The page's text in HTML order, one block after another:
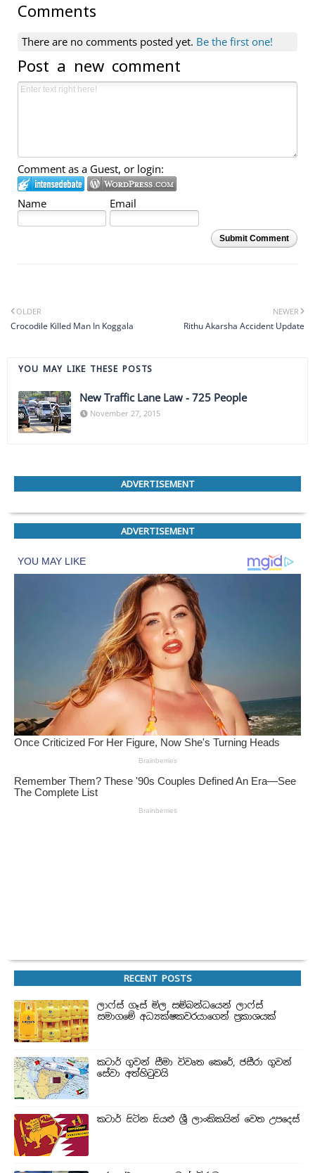
Comments
There are no comments posted yet. Be the first one!
Post a new comment
Comment as a Guest, or login:
Name Email
Submit Comment
NEWER
Rithu Akarsha Accident Update
OLDER
Crocodile Killed Man In Koggala
YOU MAY LIKE THESE POSTS
New Traffic Lane Law - 725 People
November 27, 2015
ADVERTISEMENT
ADVERTISEMENT
RECENT POSTS
ලාෆ්ස් ගෑස් මිල සම්බන්ධයෙන් ලාෆ්ස්
සමාගමේ අධ්‍යක්ෂකවරයාගෙන් ප්‍රකාශයක්
කටාර් ගුවන් සීමා විවෘත කෙරේ, ජසීරා ගුවන්
සේවා අත්හි‍ටුවයි
කටාර් සිටින සියළු ශ්‍රී ලාංකිකයින් වෙත උපදෙස්